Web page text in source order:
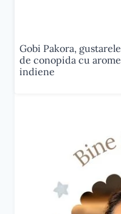
Gobi Pakora, gustarele
de conopida cu arome
indiene